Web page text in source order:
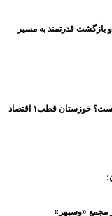
بازگشت قدرتمند به مسیر
خوزستان قطب۱ اقتصاد